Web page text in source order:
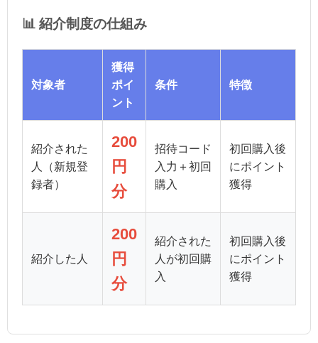
📊 紹介制度の仕組み
対象者
獲得
ポイ
ント
条件 特徴
紹介された
人（新規登
録者）
200
円
分
招待コード
入力＋初回
購入
初回購入後
にポイント
獲得
紹介した人
200
円
分
紹介された
人が初回購
入
初回購入後
にポイント
獲得